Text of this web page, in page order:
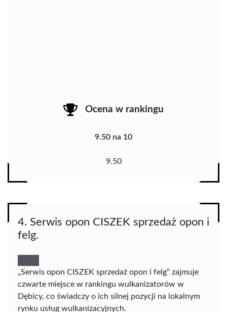
Ocena w rankingu
9.50 na 10
9.50
4. Serwis opon CISZEK sprzedaż opon i
felg.
„Serwis opon CISZEK sprzedaż opon i felg” zajmuje
czwarte miejsce w rankingu wulkanizatorów w
Dębicy, co świadczy o ich silnej pozycji na lokalnym
rynku usług wulkanizacyjnych.